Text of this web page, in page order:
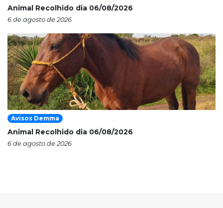
Animal Recolhido dia 06/08/2026
6 de agosto de 2026
Avisos Demma
Animal Recolhido dia 06/08/2026
6 de agosto de 2026